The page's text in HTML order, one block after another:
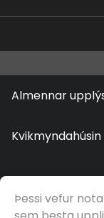
Almennar
Kvikmyndahúsin
Þessi vefur